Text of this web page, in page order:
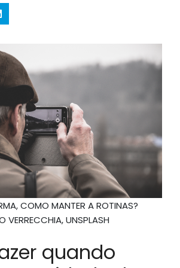
COMO MANTER A ROTINAS?
VERRECCHIA, UNSPLASH
quando